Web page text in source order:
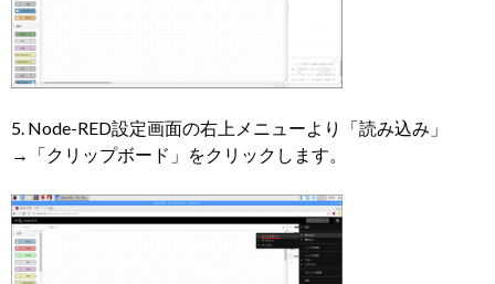
5. Node-RED設定画面の右上メニューより「読み込み」
→「クリップボード」をクリックします。